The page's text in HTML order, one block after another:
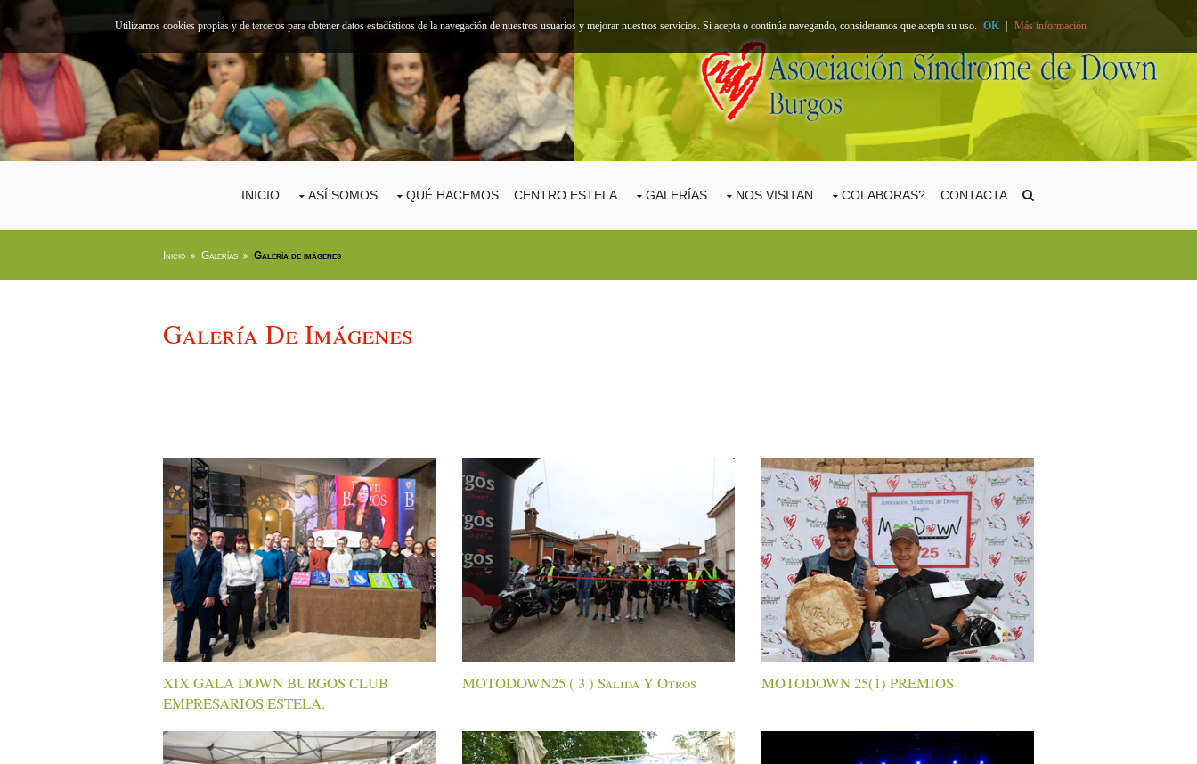
INICIO ASÍ SOMOS QUÉ HACEMOS CENTRO ESTELA GALERÍAS NOS VISITAN COLABORAS? CONTACTA
Inicio Galerías Galería de imágenes
Galería De Imágenes
XIX GALA DOWN BURGOS CLUB
EMPRESARIOS ESTELA.
MOTODOWN25 ( 3 ) Salida Y Otros MOTODOWN 25(1) PREMIOS
Utilizamos cookies propias y de terceros para obtener datos estadísticos de la navegación de nuestros usuarios y mejorar nuestros servicios. Si acepta o continúa navegando, consideramos que acepta su uso. OK Más información